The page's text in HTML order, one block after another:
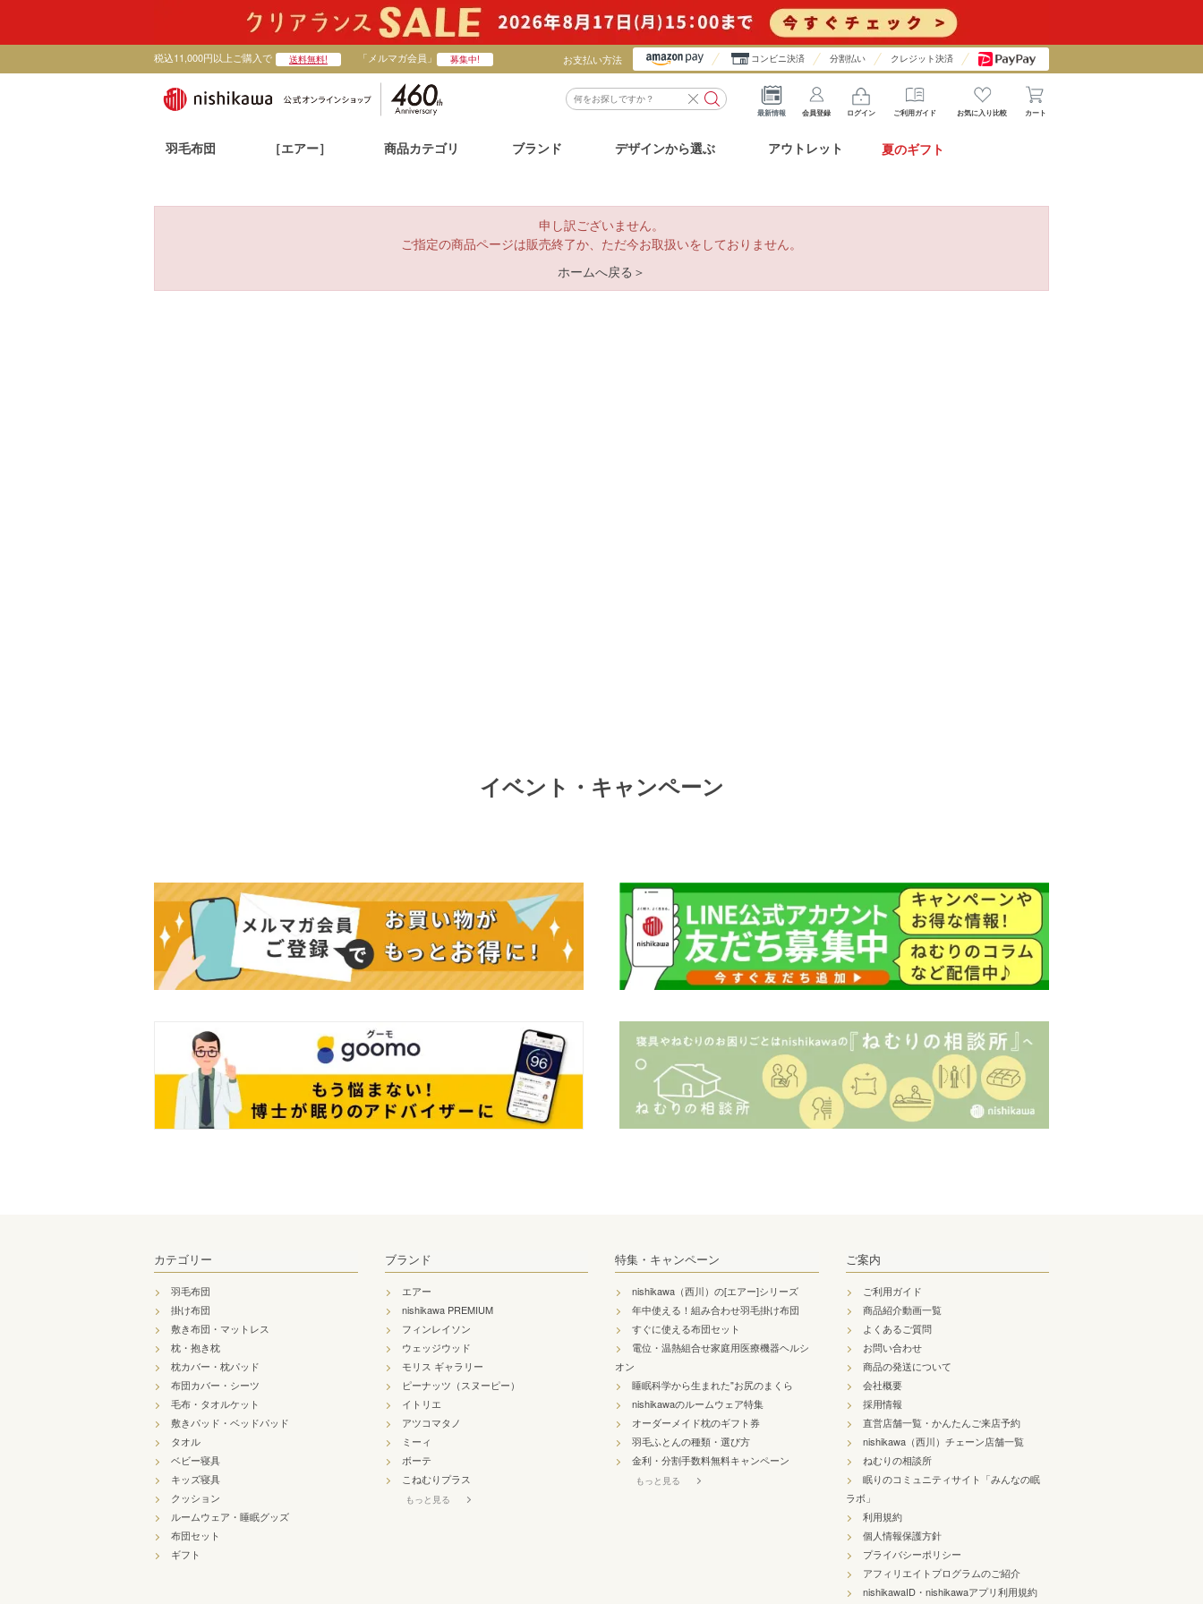
税込11,000円以上ご購入で 送料無料! 「メルマガ会員」 募集中! お支払い方法 コンビニ決済 分割払い クレジット決済
最新情報 会員登録 ログイン ご利用ガイド お気に入り比較 カート
羽毛布団 ［エアー］ 商品カテゴリ ブランド デザインから選ぶ アウトレット 夏のギフト
申し訳ございません。
ご指定の商品ページは販売終了か、ただ今お取扱いをしておりません。
ホームへ戻る＞
イベント・キャンペーン
カテゴリー
羽毛布団
掛け布団
敷き布団・マットレス
枕・抱き枕
枕カバー・枕パッド
布団カバー・シーツ
毛布・タオルケット
敷きパッド・ベッドパッド
タオル
ベビー寝具
キッズ寝具
クッション
ルームウェア・睡眠グッズ
布団セット
ギフト
ブランド
エアー
nishikawa PREMIUM
フィンレイソン
ウェッジウッド
モリス ギャラリー
ピーナッツ（スヌーピー）
イトリエ
アツコマタノ
ミーィ
ボーテ
こねむりプラス
もっと見る
特集・キャンペーン
nishikawa（西川）の[エアー]シリーズ
年中使える！組み合わせ羽毛掛け布団
すぐに使える布団セット
電位・温熱組合せ家庭用医療機器ヘルシ
オン
睡眠科学から生まれた"お尻のまくら
nishikawaのルームウェア特集
オーダーメイド枕のギフト券
羽毛ふとんの種類・選び方
金利・分割手数料無料キャンペーン
もっと見る
ご案内
ご利用ガイド
商品紹介動画一覧
よくあるご質問
お問い合わせ
商品の発送について
会社概要
採用情報
直営店舗一覧・かんたんご来店予約
nishikawa（西川）チェーン店舗一覧
ねむりの相談所
眠りのコミュニティサイト「みんなの眠
ラボ」
利用規約
個人情報保護方針
プライバシーポリシー
アフィリエイトプログラムのご紹介
nishikawaID・nishikawaアプリ利用規約